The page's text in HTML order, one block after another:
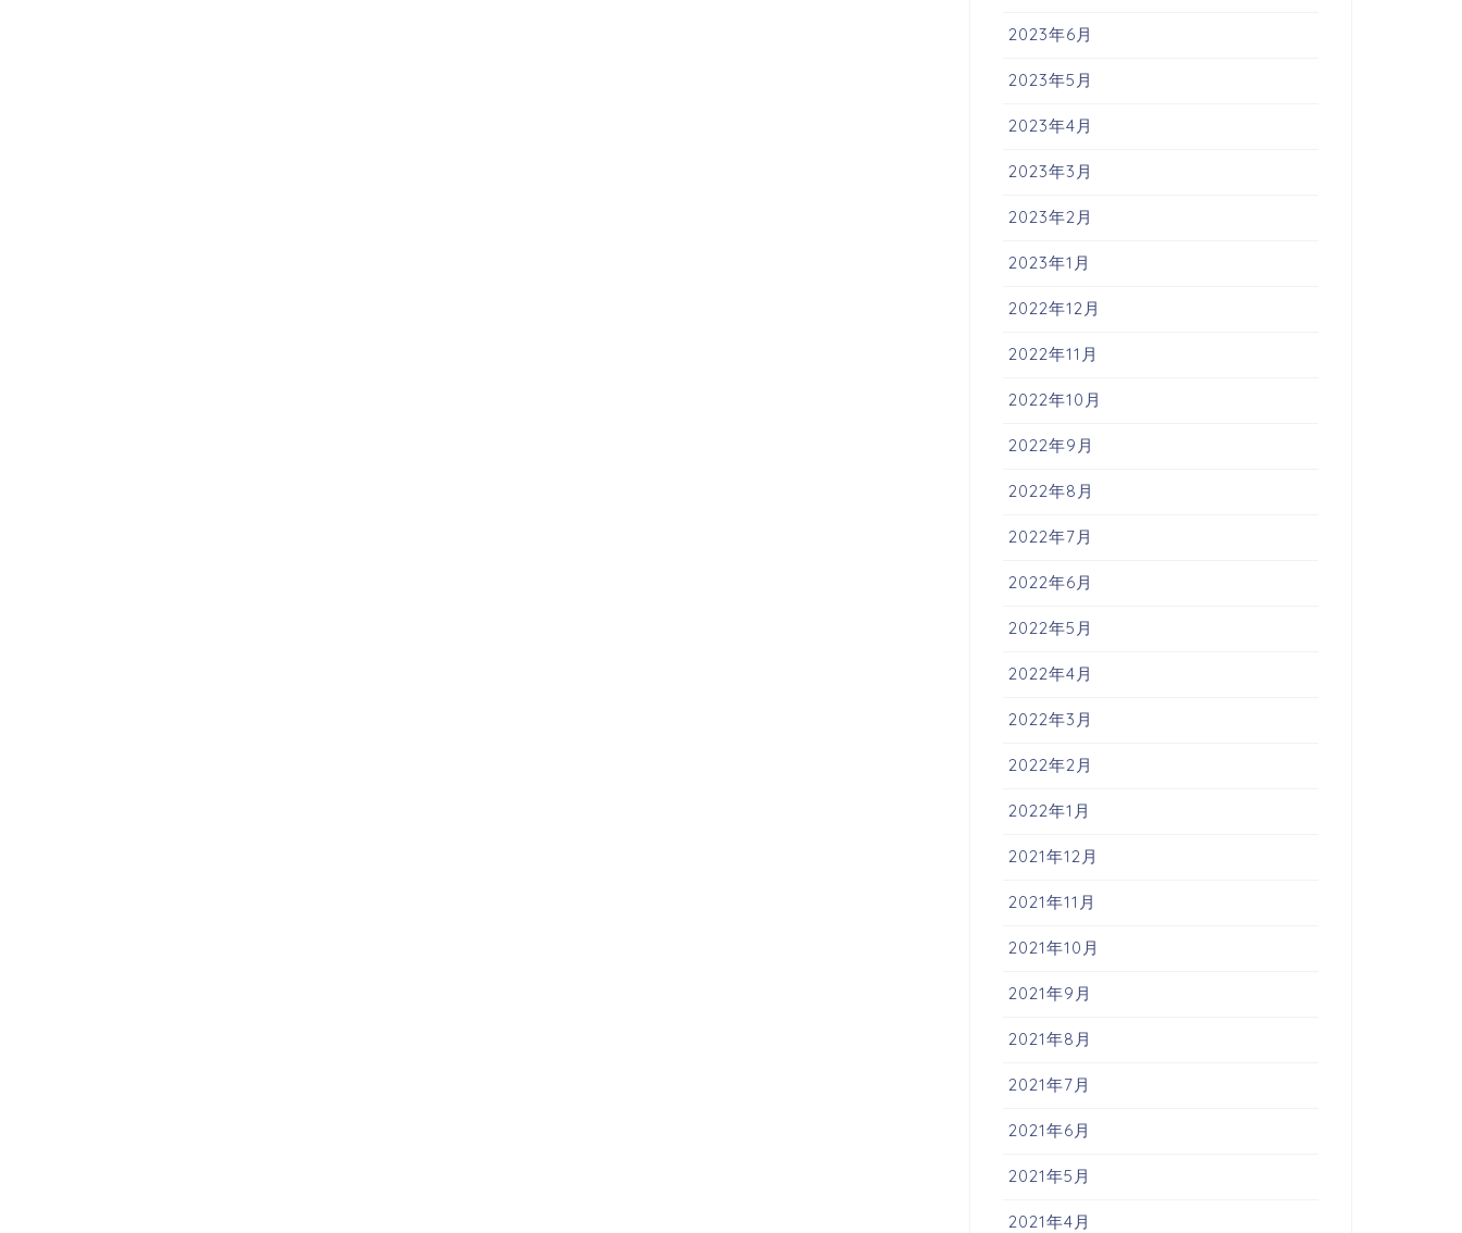
2023年6月
2023年5月
2023年4月
2023年3月
2023年2月
2023年1月
2022年12月
2022年11月
2022年10月
2022年9月
2022年8月
2022年7月
2022年6月
2022年5月
2022年4月
2022年3月
2022年2月
2022年1月
2021年12月
2021年11月
2021年10月
2021年9月
2021年8月
2021年7月
2021年6月
2021年5月
2021年4月